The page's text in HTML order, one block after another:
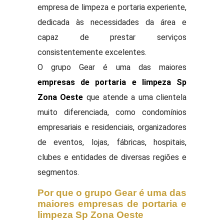
empresa de limpeza e portaria experiente,
dedicada às necessidades da área e
capaz de prestar serviços
consistentemente excelentes.
O grupo Gear é uma das maiores
empresas de portaria e limpeza Sp
Zona Oeste que atende a uma clientela
muito diferenciada, como condomínios
empresariais e residenciais, organizadores
de eventos, lojas, fábricas, hospitais,
clubes e entidades de diversas regiões e
segmentos.
Por que o grupo Gear é uma das
maiores empresas de portaria e
limpeza Sp Zona Oeste